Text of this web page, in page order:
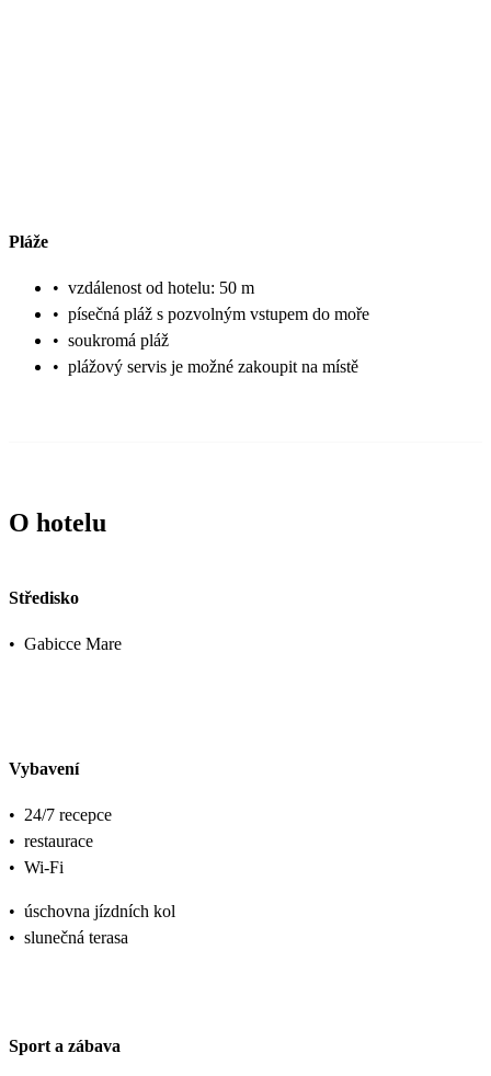
Pláže
• vzdálenost od hotelu: 50 m
• písečná pláž s pozvolným vstupem do moře
• soukromá pláž
• plážový servis je možné zakoupit na místě
O hotelu
Středisko
• Gabicce Mare
Vybavení
• 24/7 recepce
• restaurace
• Wi-Fi
• úschovna jízdních kol
• slunečná terasa
Sport a zábava